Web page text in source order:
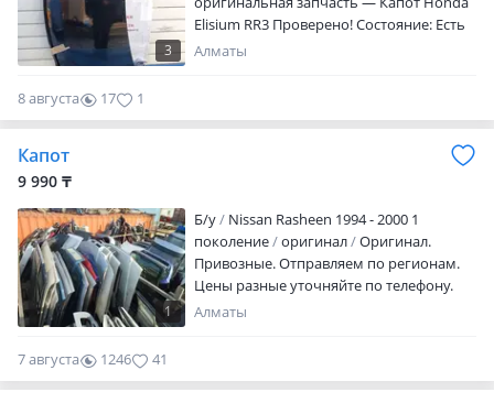
3
Elisium RR3 Проверено! Cостояние: Есть
вмятина Цена может зависеть от курса
модель автомобиля.
Алматы
8 августа 17 1
Капот
9 990 ₸
1
Б/y
Nissan Rasheen 1994 - 2000 1
поколение
оригинал
Оригинал.
Привозные. Отправляем по регионам.
Цены разные уточняйте по телефону.
Алматы
7 августа 1246 41